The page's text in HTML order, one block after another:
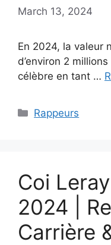
March 13, 2024
En 2024, la valeur
d’environ 2
célèbre en tant …
Categories
Rappeurs
Coi
2024 |
Carrière